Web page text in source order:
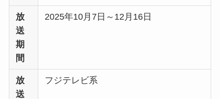
放
送
期
間
2025年10月7日～12月16日
放
送
フジテレビ系